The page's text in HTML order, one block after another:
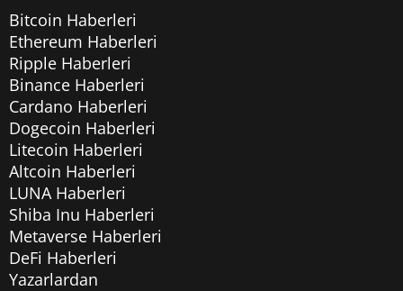
Bitcoin Haberleri
Ethereum Haberleri
Ripple Haberleri
Binance Haberleri
Cardano Haberleri
Dogecoin Haberleri
Litecoin Haberleri
Altcoin Haberleri
LUNA Haberleri
Shiba Inu Haberleri
Metaverse Haberleri
DeFi Haberleri
Yazarlardan